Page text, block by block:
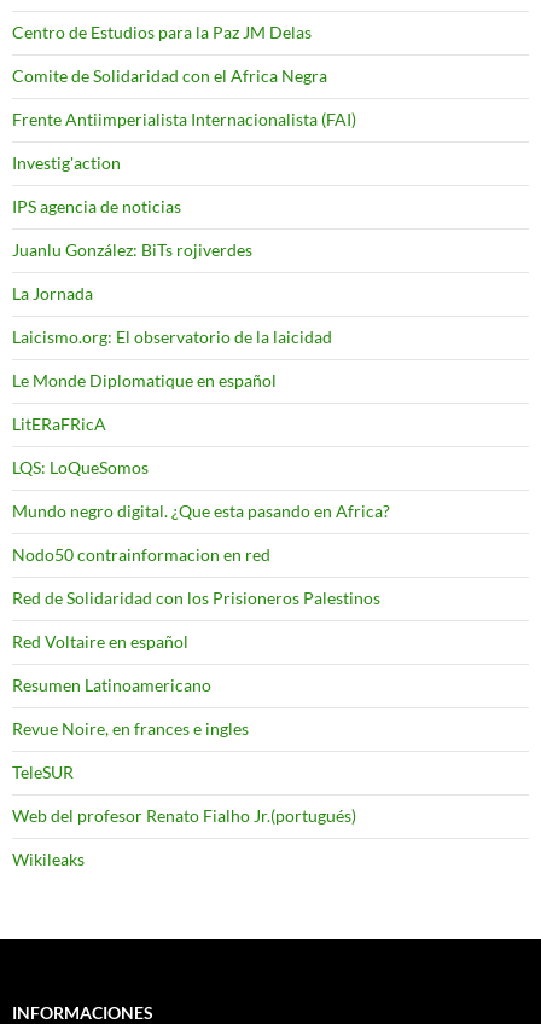
Centro de Estudios para la Paz JM Delas
Comite de Solidaridad con el Africa Negra
Frente Antiimperialista Internacionalista (FAI)
Investig'action
IPS agencia de noticias
Juanlu González: BiTs rojiverdes
La Jornada
Laicismo.org: El observatorio de la laicidad
Le Monde Diplomatique en español
LitERaFRicA
LQS: LoQueSomos
Mundo negro digital. ¿Que esta pasando en Africa?
Nodo50 contrainformacion en red
Red de Solidaridad con los Prisioneros Palestinos
Red Voltaire en español
Resumen Latinoamericano
Revue Noire, en frances e ingles
TeleSUR
Web del profesor Renato Fialho Jr.(portugués)
Wikileaks
INFORMACIONES